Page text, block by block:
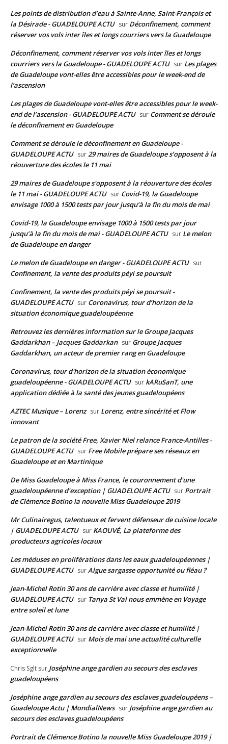
Les points de distribution d’eau à Sainte-Anne, Saint-François et
la Désirade - GUADELOUPE ACTU sur Déconfinement, comment
réserver vos vols inter îles et longs courriers vers la Guadeloupe
Déconfinement, comment réserver vos vols inter îles et longs
courriers vers la Guadeloupe - GUADELOUPE ACTU sur Les plages
de Guadeloupe vont-elles être accessibles pour le week-end de
l’ascension
Les plages de Guadeloupe vont-elles être accessibles pour le week-
end de l’ascension - GUADELOUPE ACTU sur Comment se déroule
le déconfinement en Guadeloupe
Comment se déroule le déconfinement en Guadeloupe -
GUADELOUPE ACTU sur29 maires de Guadeloupe s’opposent à la
réouverture des écoles le 11 mai
29 maires de Guadeloupe s'opposent à la réouverture des écoles
le 11 mai - GUADELOUPE ACTU sur Covid-19, la Guadeloupe
envisage 1000 à 1500 tests par jour jusqu’à la fin du mois de mai
Covid-19, la Guadeloupe envisage 1000 à 1500 tests par jour
jusqu’à la fin du mois de mai - GUADELOUPE ACTU sur Le melon
de Guadeloupe en danger
Le melon de Guadeloupe en danger - GUADELOUPE ACTU sur
Confinement, la vente des produits péyi se poursuit
Confinement, la vente des produits péyi se poursuit -
GUADELOUPE ACTU sur Coronavirus, tour d’horizon de la
situation économique guadeloupéenne
Retrouvez les dernières information sur le Groupe Jacques
Gaddarkhan – Jacques Gaddarkan sur Groupe Jacques
Gaddarkhan, un acteur de premier rang en Guadeloupe
Coronavirus, tour d'horizon de la situation économique
guadeloupéenne - GUADELOUPE ACTU sur kARuSanT, une
application dédiée à la santé des jeunes guadeloupéens
AZTEC Musique – Lorenz sur Lorenz, entre sincérité et Flow
innovant
Le patron de la société Free, Xavier Niel relance France-Antilles -
GUADELOUPE ACTU sur Free Mobile prépare ses réseaux en
Guadeloupe et en Martinique
De Miss Guadeloupe à Miss France, le couronnement d'une
guadeloupéenne d'exception | GUADELOUPE ACTU sur Portrait
de Clémence Botino la nouvelle Miss Guadeloupe 2019
Mr Culinairegus, talentueux et fervent défenseur de cuisine locale
| GUADELOUPE ACTU sur KAOUVÉ, La plateforme des
producteurs agricoles locaux
Les méduses en proliférations dans les eaux guadeloupéennes |
GUADELOUPE ACTU surAlgue sargasse opportunité ou fléau ?
Jean-Michel Rotin 30 ans de carrière avec classe et humilité |
GUADELOUPE ACTU sur Tanya St Val nous emmène en Voyage
entre soleil et lune
Jean-Michel Rotin 30 ans de carrière avec classe et humilité |
GUADELOUPE ACTU sur Mois de mai une actualité culturelle
exceptionnelle
Chris Sglt sur Joséphine ange gardien au secours des esclaves
guadeloupéens
Joséphine ange gardien au secours des esclaves guadeloupéens –
Guadeloupe Actu | MondialNews sur Joséphine ange gardien au
secours des esclaves guadeloupéens
Portrait de Clémence Botino la nouvelle Miss Guadeloupe 2019 |